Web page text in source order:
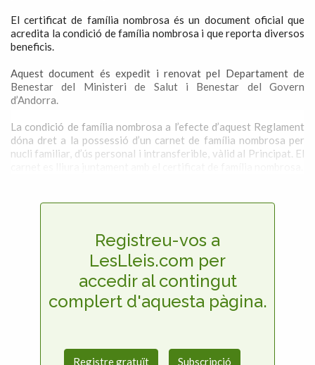
El certificat de família nombrosa és un document oficial que
acredita la condició de família nombrosa i que reporta diversos
beneficis.
Aquest document és expedit i renovat pel Departament de
Benestar del Ministeri de Salut i Benestar del Govern
d’Andorra.
La condició de família nombrosa a l’efecte d’aquest Reglament
dóna dret a la possessió d’un carnet de família nombrosa per
nucli familiar, d’ús personal i intransferible, vàlid al Principat. El
Registreu-vos a
LesLleis.com per
accedir al contingut
complert d'aquesta pàgina.
Registre gratuït Subscripció